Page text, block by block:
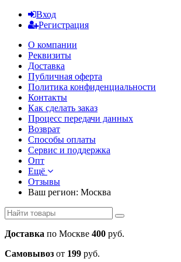
Вход
Регистрация
О компании
Реквизиты
Доставка
Публичная оферта
Политика конфиденциальности
Контакты
Как сделать заказ
Процесс передачи данных
Возврат
Способы оплаты
Сервис и поддержка
Опт
Ещё
Отзывы
Ваш регион: Москва
Доставка по Москве 400 руб.
Самовывоз от 199 руб.